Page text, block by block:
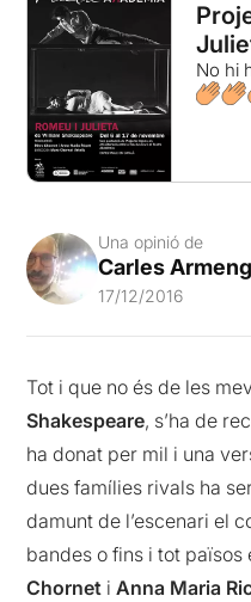
No hi
Una opinió de
Carles
17/12/2016
Tot i que no és de les
Shakespeare, s’ha de
ha donat per mil i una
dues famílies rivals ha
damunt de l’escenari el
bandes o fins i tot
Chornet iAnna Maria